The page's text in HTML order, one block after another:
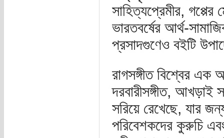
সাহিত্যপ্রেমীর,
ভারতবর্ষের আর্থ-
প্রসাদগুণেও বইটি
রাগসঙ্গীত বিশ্বের এক
দরবারীসঙ্গীত, আখড়াই
সরিয়ে রেখেছে, যার
পরিবেশকদের কুরুচি